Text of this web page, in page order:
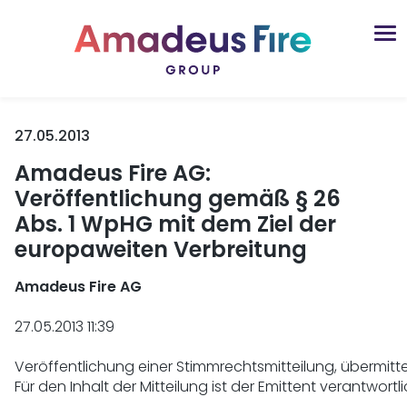
27.05.2013
Amadeus Fire AG:
Veröffentlichung gemäß § 26
Abs. 1 WpHG mit dem Ziel der
europaweiten Verbreitung
Amadeus Fire AG
27.05.2013 11:39
Veröffentlichung einer Stimmrechtsmitteilung,
Für den Inhalt der Mitteilung ist der Emittent